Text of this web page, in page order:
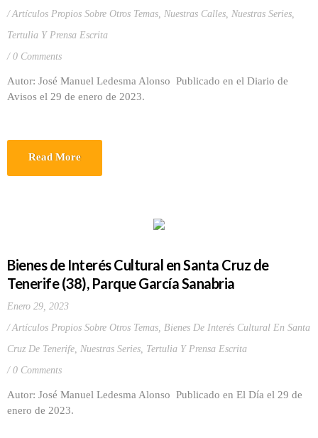
Artículos Propios Sobre Otros Temas, Nuestras Calles, Nuestras Series,
Tertulia Y Prensa Escrita
0 Comments
Autor: José Manuel Ledesma Alonso Publicado en el Diario de
Avisos el 29 de enero de 2023.
Read More
Bienes de Interés Cultural en Santa Cruz de
Tenerife (38), Parque García Sanabria
Enero 29, 2023
Artículos Propios Sobre Otros Temas, Bienes De Interés Cultural En Santa
Cruz De Tenerife, Nuestras Series, Tertulia Y Prensa Escrita
0 Comments
Autor: José Manuel Ledesma Alonso Publicado en El Día el 29 de
enero de 2023.